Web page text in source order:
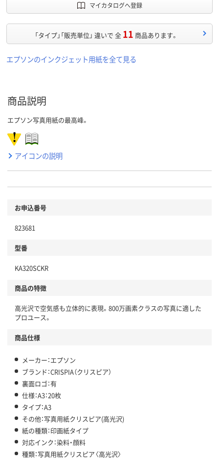
マイカタログへ登録
「タイプ」「販売単位」 違いで 全 11 商品あります。
エプソンのインクジェット用紙を全て見る
商品説明
エプソン写真用紙の最高峰。
アイコンの説明
お申込番号
823681
型番
KA320SCKR
商品の特徴
高光沢で空気感も立体的に表現。800万画素クラスの写真に適した
プロユース。
商品仕様
メーカー：エプソン
ブランド：CRISPIA（クリスピア）
裏面ロゴ：有
仕様：A3：20枚
タイプ：A3
その他：写真用紙クリスピア(高光沢)
紙の種類：印画紙タイプ
対応インク：染料・顔料
種類：写真用紙クリスピア〈高光沢〉